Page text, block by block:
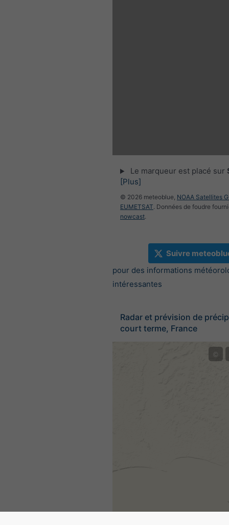
Le marqueur est placé sur
[Plus]
© 2026 meteoblue, NOAA Satellites
EUMETSAT. Données de foudre
nowcast.
Suivre
pour des informations
intéressantes
Radar et prévision de
court terme, France
©